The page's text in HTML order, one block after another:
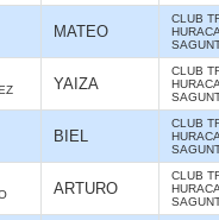
MATEO
CLUB
YAIZA
CLUB
BIEL
CLUB
ARTURO
CLUB